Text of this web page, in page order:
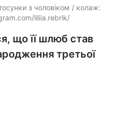
з чоловіком / колаж:
liliia.rebrik/
що її шлюб став
третьої